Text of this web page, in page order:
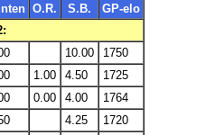
O.R. S.B.
GP-elo
10.00
1750
1.00 4.50
1725
0.00 4.00
1764
4.25
1720